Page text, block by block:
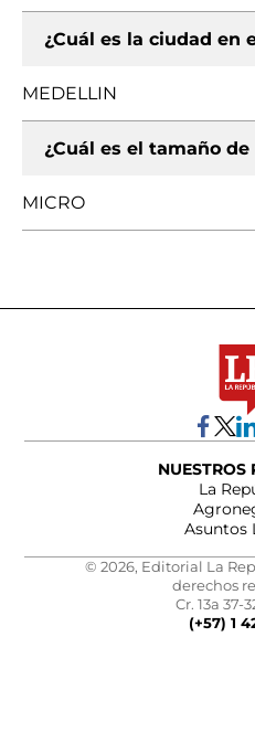
¿Cuál es la ciudad en
MEDELLIN
¿Cuál es el tamaño
MICRO
NUESTROS
La
Asuntos
© 2026, Editorial La
derechos
Cr. 13a 37-
(+57) 1